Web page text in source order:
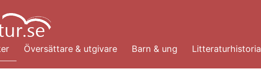
Översättare & utgivare Barn & ung Litteraturhistoria